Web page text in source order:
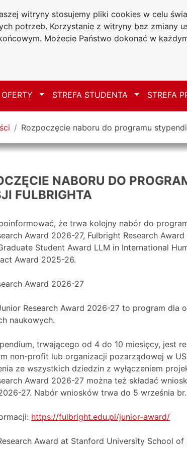
witryny stosujemy pliki cookies w celu
potrzeb. Korzystanie z witryny bez zmiany
Możecie Państwo dokonać w
do głównego menu
do treści
do wyszukiwarki
do mapy serwisuUniwersytet
Jana Długosza w
Biuro Karier
OFERTY Przełącz
STREFA STUDENTA Przełącz
STREFA
Rozpoczęcie naboru do programu
NABORU DO
FULBRIGHTA
że trwa kolejny nabór do
Award 2026-27, Fulbright Research
Student Award LLM in International
Award 2025-26.
Award 2026-27
Research Award 2026-27 to program
naukowych.
trwającego od 4 do 10 miesięcy, jest
non-profit lub organizacji pozarządowej w
ze wszystkich dziedzin z wyłączeniem
Award 2026-27 można też składać
27. Nabór wniosków trwa do 5 września br.
https://fulbright.edu.pl/junior-award/
Award at Stanford University School